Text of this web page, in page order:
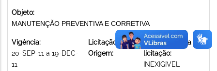
Objeto:
MANUTENÇÃO PREVENTIVA E CORRETIVA
Vigência:
20-SEP-11 a 19-DEC-
11
Licitação de
Origem:
Modalidade da
licitação:
INEXIGIVEL